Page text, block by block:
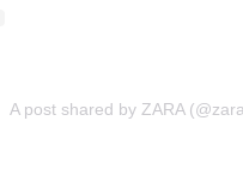
A post shared by ZARA